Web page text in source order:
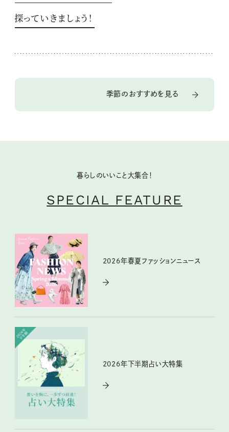
探っていきましょう！
季節のおすすめを見る
暮らしのいいこと大集合！
SPECIAL FEATURE
2026年春夏ファッションニュース
2026年下半期占い大特集